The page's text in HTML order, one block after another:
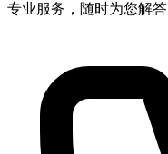
专业服务，随时为您解答